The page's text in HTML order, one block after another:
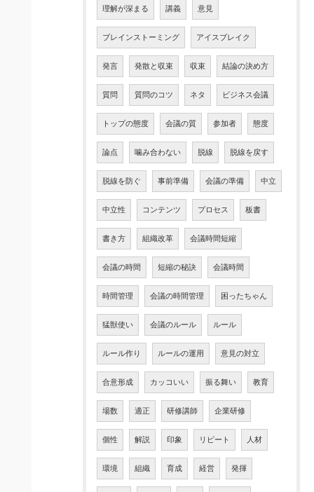
理解が深まる 講義 意見
ブレインストーミング アイスブレイク
発言 発散と収束 収束 結論の決め方
質問 質問のコツ ネタ ビジネス会議
トップの態度 会議の質 参加者 態度
論点 噛み合わない 脱線 脱線を戻す
脱線を防ぐ 事前準備 会議の準備 中立
中立性 コンテンツ プロセス 板書
書き方 組織改革 会議時間短縮
会議の時間 短縮の秘訣 会議時間
時間管理 会議の時間管理 困ったちゃん
猛獣使い 会議のルール ルール
ルール作り ルールの運用 意見の対立
合意形成 カッコいい 振る舞い 教育
場数 適正 研修講師 企業研修
個性 解説 印象 リピート 人材
環境 組織 育成 経営 発揮